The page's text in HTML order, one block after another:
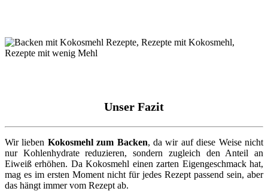
Unser Fazit
Wir lieben Kokosmehl zum Backen, da wir auf diese Weise nicht
nur Kohlenhydrate reduzieren, sondern zugleich den Anteil an
Eiweiß erhöhen. Da Kokosmehl einen zarten Eigengeschmack hat,
mag es im ersten Moment nicht für jedes Rezept passend sein, aber
das hängt immer vom Rezept ab.